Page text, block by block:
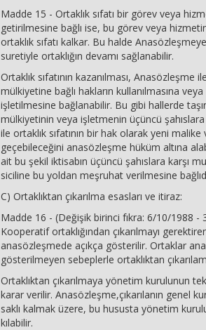
Madde 15 - Ortaklık sıfatı bir görev veya
getirilmesine bağlı ise, bu görev veya
ortaklık sıfatı kalkar. Bu halde
suretiyle ortaklığın devamı sağlanabilir.
Ortaklık sıfatının kazanılması, Anasözleşme
mülkiyetine bağlı hakların kullanılmasına
işletilmesine bağlanabilir. Bu gibi hallerde
mülkiyetinin veya işletmenin üçüncü
ile ortaklık sıfatının bir hak olarak yeni
geçebileceğini anasözleşme hüküm altına
ait bu şekil iktisabın üçüncü şahıslara karşı
siciline bu yoldan meşruhat verilmesine
C) Ortaklıktan çıkarılma esasları ve itiraz:
Madde 16 - (Değişik birinci fıkra: 6/10/1988 -
Kooperatif ortaklığından çıkarılmayı
anasözleşmede açıkça gösterilir. Ortaklar
gösterilmeyen sebeplerle ortaklıktan
Ortaklıktan çıkarılmaya yönetim kurulunun
karar verilir. Anasözleşme,çıkarılanın genel
saklı kalmak üzere, bu hususta yönetim
kılabilir.